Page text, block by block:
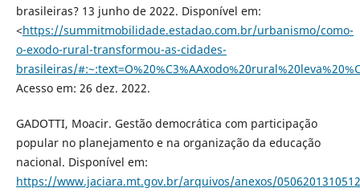
brasileiras? 13 junho de 2022. Disponível em:
<https://summitmobilidade.estadao.com.br/urbanismo/como-
o-exodo-rural-transformou-as-cidades-
brasileiras/
Acesso em: 26 dez. 2022.
GADOTTI, Moacir. Gestão democrática com participação
popular no planejamento e na organização da educação
nacional. Disponível em:
https://www.jaciara.mt.gov.br/arquivos/anexos/